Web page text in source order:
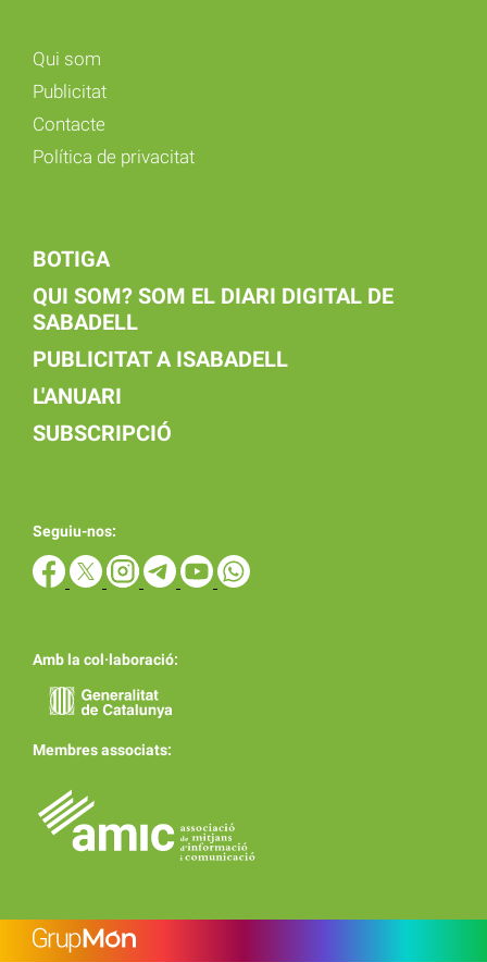
Qui som
Publicitat
Contacte
Política de privacitat
BOTIGA
QUI SOM? SOM EL DIARI DIGITAL DE
SABADELL
PUBLICITAT A ISABADELL
L'ANUARI
SUBSCRIPCIÓ
Seguiu-nos:
Amb la col·laboració:
Membres associats: